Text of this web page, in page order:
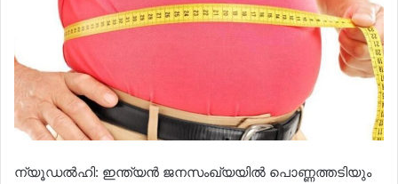
ന്യൂഡൽഹി: ഇന്ത്യൻ ജനസംഖ്യയിൽ പൊണ്ണത്തടിയും